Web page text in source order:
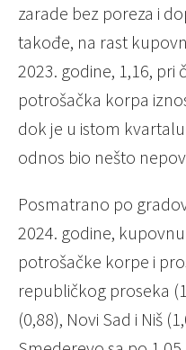
zarade bez poreza i
takođe, na rast
2023. godine, 1,16, pri
potrošačka korpa
dok je u istom
odnos bio nešto
Posmatrano po
2024. godine,
potrošačke korpe i
republičkog proseka
(0,88), Novi Sad i Niš